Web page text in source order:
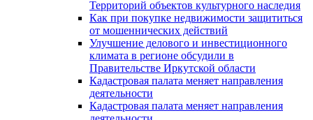
Территорий объектов культурного наследия
Как при покупке недвижимости защититься
от мошеннических действий
Улучшение делового и инвестиционного
климата в регионе обсудили в
Правительстве Иркутской области
Кадастровая палата меняет направления
деятельности
Кадастровая палата меняет направления